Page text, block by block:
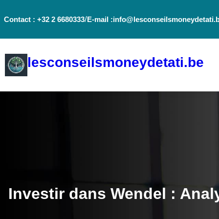
auContact : +32 2 6680333/E-mail
lesconseilsmoneydetati.be
Investir dans Wendel :